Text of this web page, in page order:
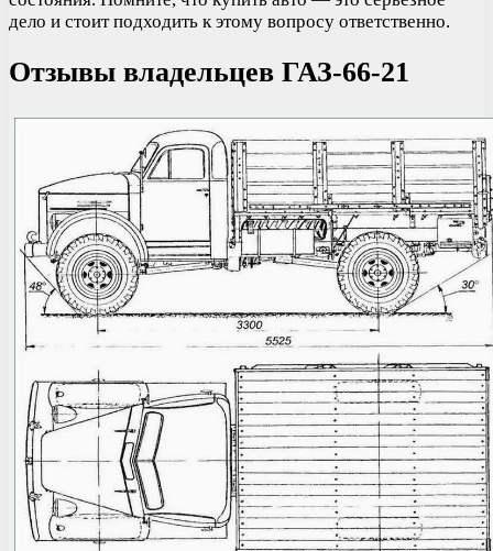
дело и стоит подходить к этому вопросу ответственно.
Отзывы владельцев ГАЗ-66-21